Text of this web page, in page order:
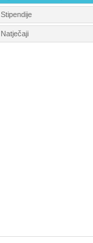
Stipendije
Natječaji